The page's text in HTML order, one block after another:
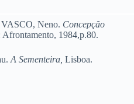
VASCO, Neno. Concepção
Afrontamento, 1984,p.80.
A Sementeira, Lisboa.